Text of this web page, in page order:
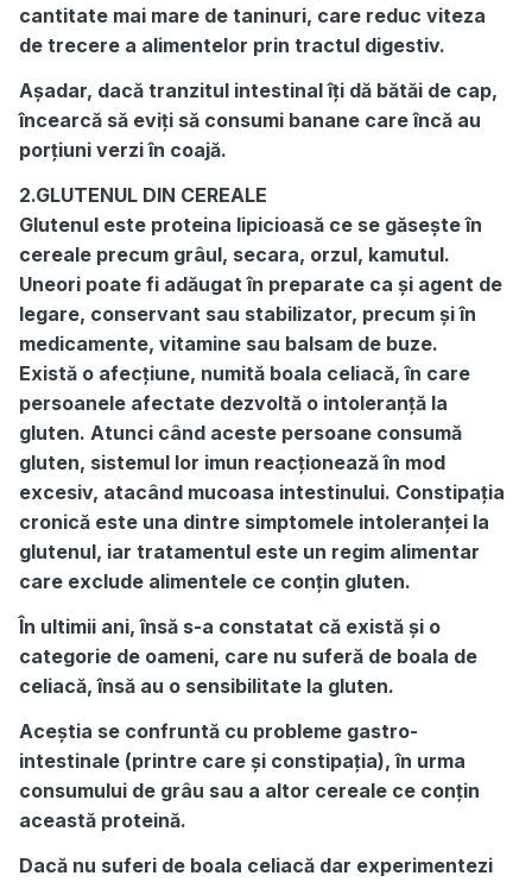
cantitate mai mare de taninuri, care reduc viteza
de trecere a alimentelor prin tractul digestiv.
Așadar, dacă tranzitul intestinal îți dă bătăi de cap,
încearcă să eviți să consumi banane care încă au
porțiuni verzi în coajă.
2.GLUTENUL DIN CEREALE
Glutenul este proteina lipicioasă ce se găsește în
cereale precum grâul, secara, orzul, kamutul.
Uneori poate fi adăugat în preparate ca și agent de
legare, conservant sau stabilizator, precum și în
medicamente, vitamine sau balsam de buze.
Există o afecțiune, numită boala celiacă, în care
persoanele afectate dezvoltă o intoleranță la
gluten. Atunci când aceste persoane consumă
gluten, sistemul lor imun reacționează în mod
excesiv, atacând mucoasa intestinului. Constipația
cronică este una dintre simptomele intoleranței la
glutenul, iar tratamentul este un regim alimentar
care exclude alimentele ce conțin gluten.
În ultimii ani, însă s-a constatat că există și o
categorie de oameni, care nu suferă de boala de
celiacă, însă au o sensibilitate la gluten.
Aceștia se confruntă cu probleme gastro-
intestinale (printre care și constipația), în urma
consumului de grâu sau a altor cereale ce conțin
această proteină.
Dacă nu suferi de boala celiacă dar experimentezi